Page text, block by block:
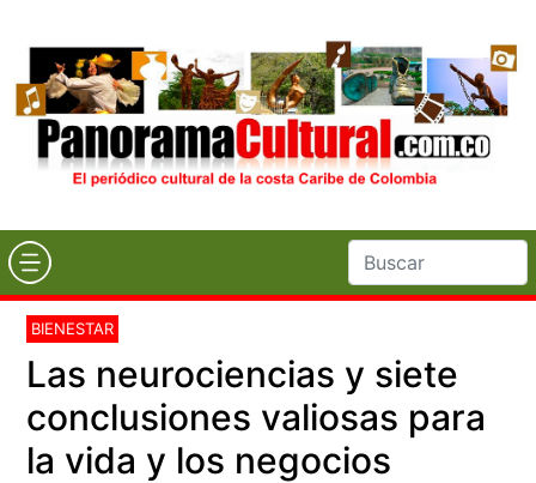
BIENESTAR
Las neurociencias y siete
conclusiones valiosas para
la vida y los negocios